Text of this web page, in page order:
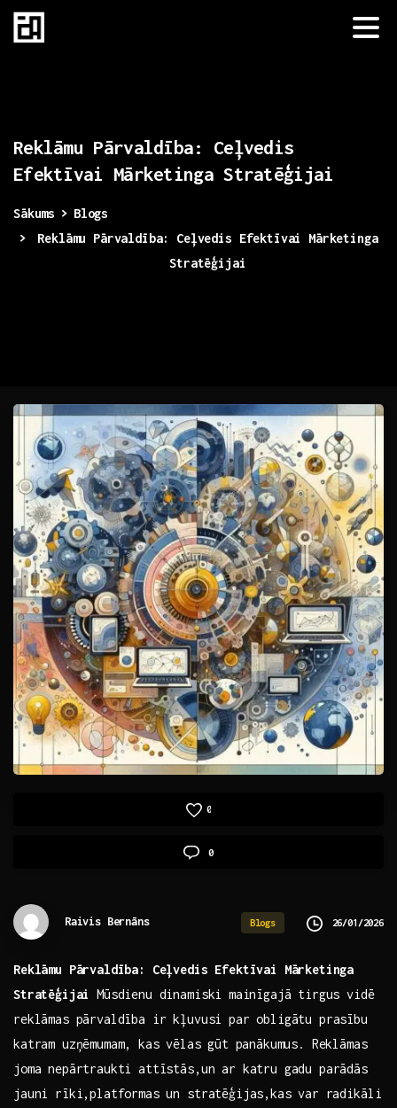
Reklāmu Pārvaldība:
Ceļvedis
Efektīvai Mārketinga Stratēģijai
Sākums
Blogs
Reklāmu Pārvaldība: Ceļvedis Efektīvai Mārketinga
Stratēģijai
0
0
Raivis Bernāns Blogs 26/01/2026
Reklāmu Pārvaldība: Ceļvedis Efektīvai Mārketinga
Stratēģijai Mūsdienu dinamiski ⁤mainīgajā tirgus vidē
reklāmas pārvaldība ir kļuvusi‌ par obligātu prasību
katram uzņēmumam, ⁣kas vēlas ⁢gūt panākumus. Reklāmas⁣
joma nepārtraukti attīstās,un‌ ar katru gadu parādās
jauni rīki,platformas un stratēģijas,kas var ⁤radikāli